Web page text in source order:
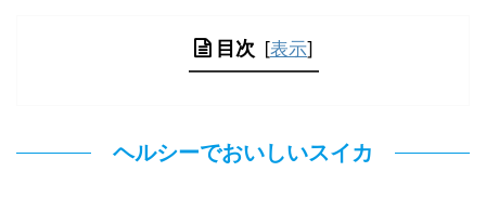
目次 [表示]
ヘルシーでおいしいスイカ